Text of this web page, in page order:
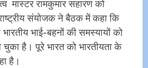
मास्टर रामकुमार सहारण को
संयोजक ने बैठक में कहा कि
भाई-बहनों की समस्यायों को
है। पूरे भारत को भारतीयता के
है।